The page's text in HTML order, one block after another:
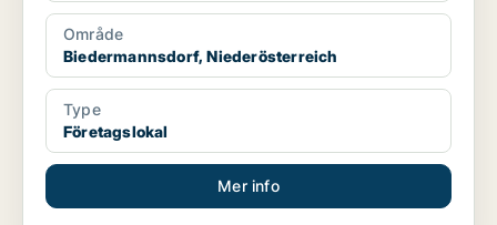
Område
Biedermannsdorf, Niederösterreich
Type
Företagslokal
Mer info